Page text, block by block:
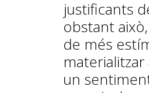
justificants
obstant
de més
un